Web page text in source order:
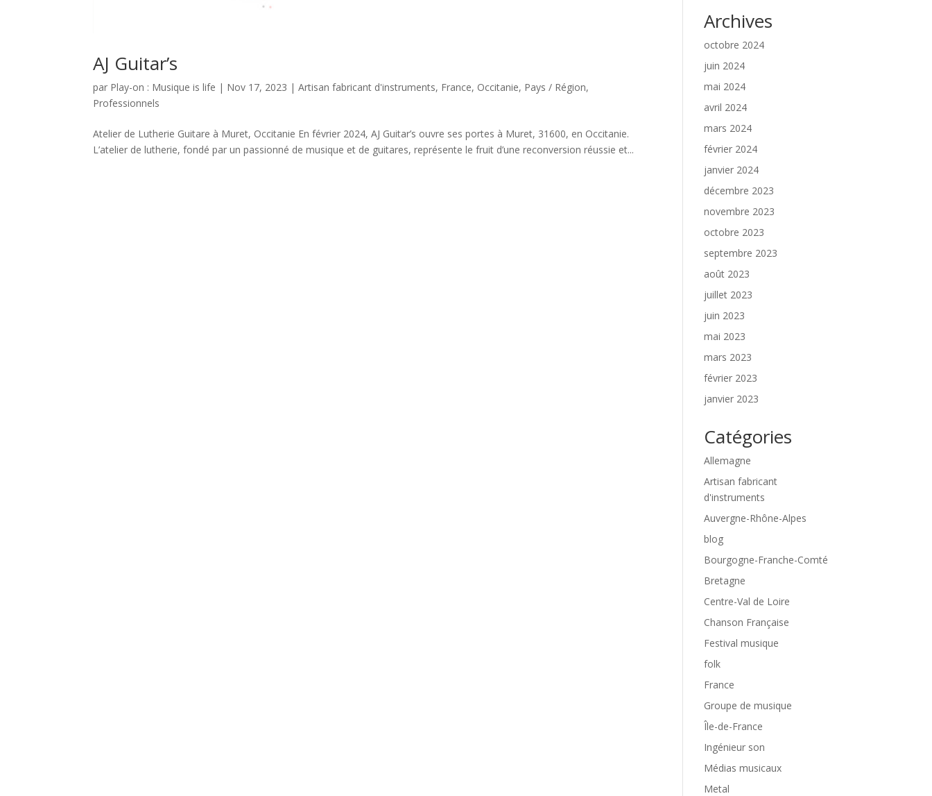
AJ Guitar’s
par Play-on : Musique is life | Nov 17, 2023 |Artisan fabricant d'instruments, France, Occitanie, Pays / Région,
Professionnels
Atelier de Lutherie Guitare à Muret, Occitanie En février 2024, AJ Guitar’s ouvre ses portes à Muret, 31600, en Occitanie.
L’atelier de lutherie, fondé par un passionné de musique et de guitares, représente le fruit d’une reconversion réussie et...
Archives
octobre 2024
juin 2024
mai 2024
avril 2024
mars 2024
février 2024
janvier 2024
décembre 2023
novembre 2023
octobre 2023
septembre 2023
août 2023
juillet 2023
juin 2023
mai 2023
mars 2023
février 2023
janvier 2023
Catégories
Allemagne
Artisan fabricant
d'instruments
Auvergne-Rhône-Alpes
blog
Bourgogne-Franche-Comté
Bretagne
Centre-Val de Loire
Chanson Française
Festival musique
folk
France
Groupe de musique
Île-de-France
Ingénieur son
Médias musicaux
Metal